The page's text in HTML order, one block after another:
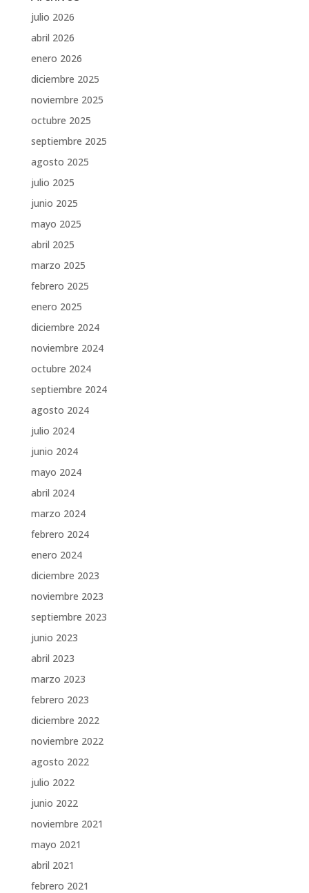
julio 2026
abril 2026
enero 2026
diciembre 2025
noviembre 2025
octubre 2025
septiembre 2025
agosto 2025
julio 2025
junio 2025
mayo 2025
abril 2025
marzo 2025
febrero 2025
enero 2025
diciembre 2024
noviembre 2024
octubre 2024
septiembre 2024
agosto 2024
julio 2024
junio 2024
mayo 2024
abril 2024
marzo 2024
febrero 2024
enero 2024
diciembre 2023
noviembre 2023
septiembre 2023
junio 2023
abril 2023
marzo 2023
febrero 2023
diciembre 2022
noviembre 2022
agosto 2022
julio 2022
junio 2022
noviembre 2021
mayo 2021
abril 2021
febrero 2021